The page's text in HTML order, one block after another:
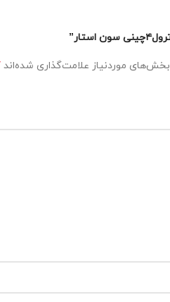
بخش‌های موردنیاز علامت‌گذاری شده‌اند